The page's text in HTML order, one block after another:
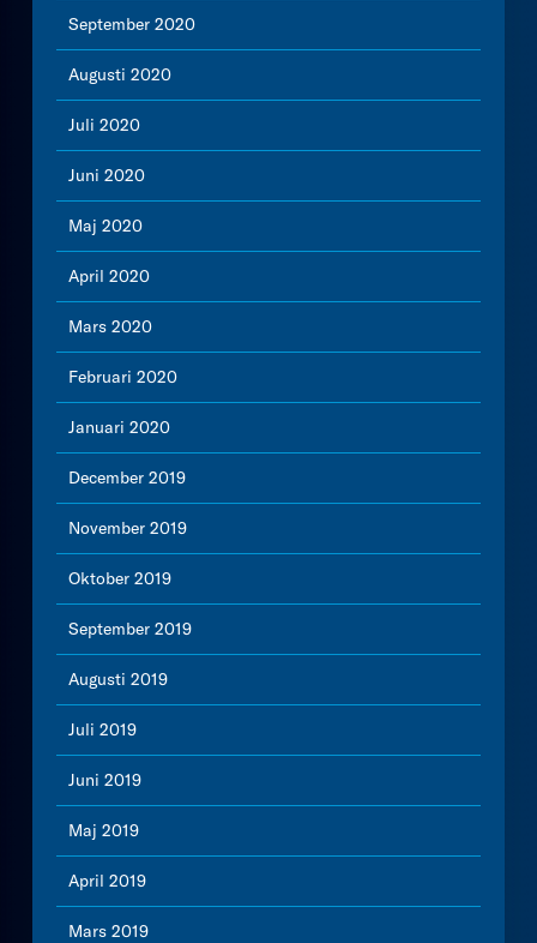
September 2020
Augusti 2020
Juli 2020
Juni 2020
Maj 2020
April 2020
Mars 2020
Februari 2020
Januari 2020
December 2019
November 2019
Oktober 2019
September 2019
Augusti 2019
Juli 2019
Juni 2019
Maj 2019
April 2019
Mars 2019